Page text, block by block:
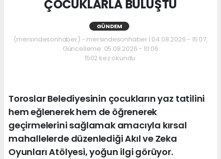
ÇOCUKLARLA BULUŞTU
GÜNDEM
(mersindesonhaber) - mersindesonhaber | 04.08.2026 - 15:07,
Güncelleme: 05.08.2026 - 10:06
1502 kez okundu.
Toroslar Belediyesinin çocukların yaz tatilini
hem eğlenerek hem de öğrenerek
geçirmelerini sağlamak amacıyla kırsal
mahallelerde düzenlediği Akıl ve Zeka
Oyunları Atölyesi, yoğun ilgi görüyor.